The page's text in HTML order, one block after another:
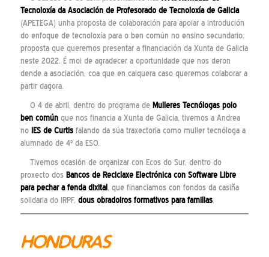
Tecnoloxía da Asociación de Profesorado de Tecnoloxía de Galicia
(APETEGA) unha proposta de colaboración para apoiar a introdución
do enfoque de tecnoloxía para o ben común no ensino secundario,
proposta que queremos presentar a financiación da Xunta de Galicia
neste 2022. É moi de agradecer a oportunidade que nos deron
dende a asociación, coa que en calquera caso queremos colaborar a
partir dagora.
O 4 de abril, dentro do programa de Mulleres Tecnólogas polo
ben comúnque nos financia a Xunta de Galicia, tivemos a Andrea
noIES de Curtisfalando da súa traxectoria como muller tecnóloga a
alumnado de 4º da ESO.
Tivemos ocasión de organizar con Ecos do Sur, dentro do
proxecto dos Bancos de Reciclaxe Electrónica con Software Libre
para pechar a fenda dixital , que financiamos con fondos da casiña
solidaria do IRPF, dous obradoirosformativos para familias.
HONDURAS